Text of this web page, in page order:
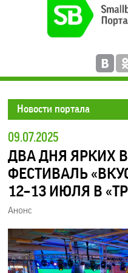
Новости портала
09.07.2025
ДВА ДНЯ ЯРКИХ
ФЕСТИВАЛЬ
12–13 ИЮЛЯ В
Анонс